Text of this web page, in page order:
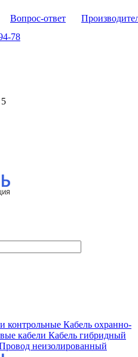
Вопрос-ответ
78
контрольные Кабель охранно-
кабели Кабель гибридный
неизолированный